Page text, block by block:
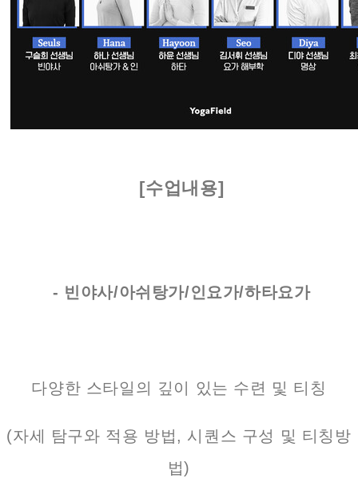
[수업내용]
​- 빈야사/아쉬탕가/인요가/하타요가
다양한 스타일의 깊이 있는 수련 및 티칭
(자세 탐구와 적용 방법, 시퀀스 구성 및 티칭방
법)